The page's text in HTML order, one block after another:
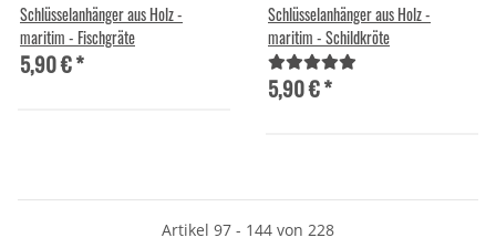
Schlüsselanhänger aus Holz -
maritim - Fischgräte
5,90 €*
Schlüsselanhänger aus Holz -
maritim - Schildkröte
5,90 €*
Artikel 97 - 144 von 228